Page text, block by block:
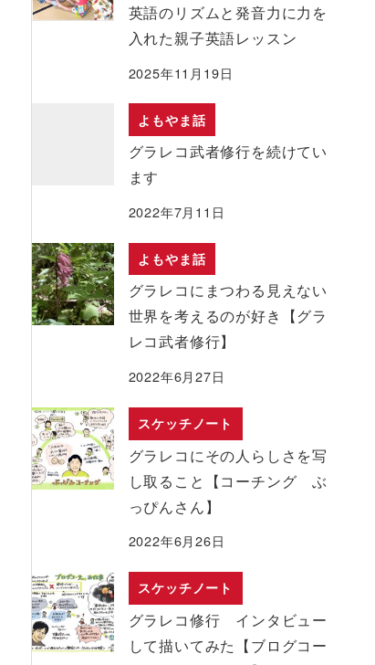
英語のリズムと発音力に力を
入れた親子英語レッスン
2025年11月19日
よもやま話
グラレコ武者修行を続けてい
ます
2022年7月11日
よもやま話
グラレコにまつわる見えない
世界を考えるのが好き【グラ
レコ武者修行】
2022年6月27日
スケッチノート
グラレコにその人らしさを写
し取ること【コーチング ぶ
っぴんさん】
2022年6月26日
スケッチノート
グラレコ修行 インタビュー
して描いてみた【ブログコー